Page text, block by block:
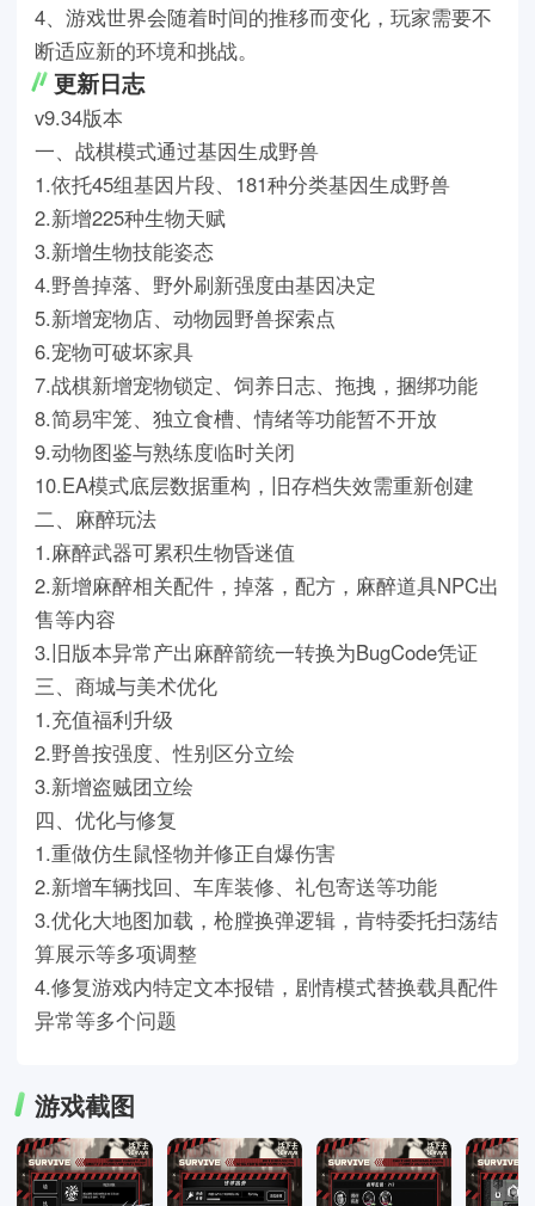
4、游戏世界会随着时间的推移而变化，玩家需要不
断适应新的环境和挑战。
更新日志
v9.34版本
一、战棋模式通过基因生成野兽
1.依托45组基因片段、181种分类基因生成野兽
2.新增225种生物天赋
3.新增生物技能姿态
4.野兽掉落、野外刷新强度由基因决定
5.新增宠物店、动物园野兽探索点
6.宠物可破坏家具
7.战棋新增宠物锁定、饲养日志、拖拽，捆绑功能
8.简易牢笼、独立食槽、情绪等功能暂不开放
9.动物图鉴与熟练度临时关闭
10.EA模式底层数据重构，旧存档失效需重新创建
二、麻醉玩法
1.麻醉武器可累积生物昏迷值
2.新增麻醉相关配件，掉落，配方，麻醉道具NPC出
售等内容
3.旧版本异常产出麻醉箭统一转换为BugCode凭证
三、商城与美术优化
1.充值福利升级
2.野兽按强度、性别区分立绘
3.新增盗贼团立绘
四、优化与修复
1.重做仿生鼠怪物并修正自爆伤害
2.新增车辆找回、车库装修、礼包寄送等功能
3.优化大地图加载，枪膛换弹逻辑，肯特委托扫荡结
算展示等多项调整
4.修复游戏内特定文本报错，剧情模式替换载具配件
异常等多个问题
游戏截图